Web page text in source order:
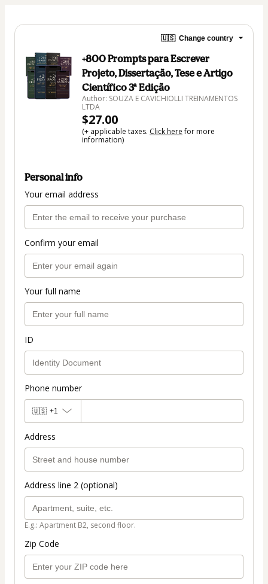
🇺🇸 Change country
+800 Prompts para Escrever
Projeto, Dissertação, Tese e Artigo
Científico 3ª Edição
Author: SOUZA E CAVICHIOLLI TREINAMENTOS
LTDA
$27.00
(+ applicable taxes. Click herefor more
information)
Personal info
Your email address
Confirm your email
Your full name
ID
Phone number
🇺🇸 +1
Address
Address line 2 (optional)
E.g.: Apartment B2, second floor.
Zip Code